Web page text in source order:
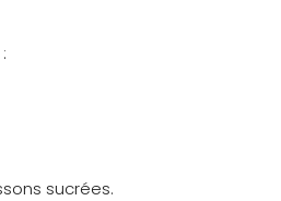
sucrées.